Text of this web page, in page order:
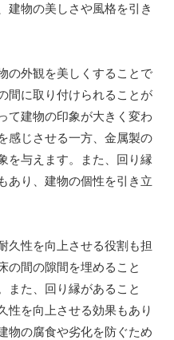
建物の美しさや風格を引き
の外観を美しくすることで
間に取り付けられることが
て建物の印象が大きく変わ
感じさせる一方、金属製の
を与えます。また、回り縁
あり、建物の個性を引き立
久性を向上させる役割も担
の間の隙間を埋めること
また、回り縁があること
性を向上させる効果もあり
物の腐食や劣化を防ぐため